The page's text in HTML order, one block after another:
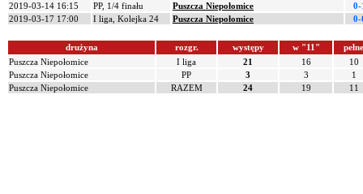
2019-03-14 16:15
PP, 1/4 finału Puszcza Niepołomice
0-
2019-03-17 17:00
I liga, Kolejka 24 Puszcza Niepołomice 0-
drużyna rozgr. występy w "11"
pełne
Puszcza Niepołomice
I liga 21 16
10
Puszcza Niepołomice
PP 3 3
1
Puszcza Niepołomice
RAZEM 24 19 11